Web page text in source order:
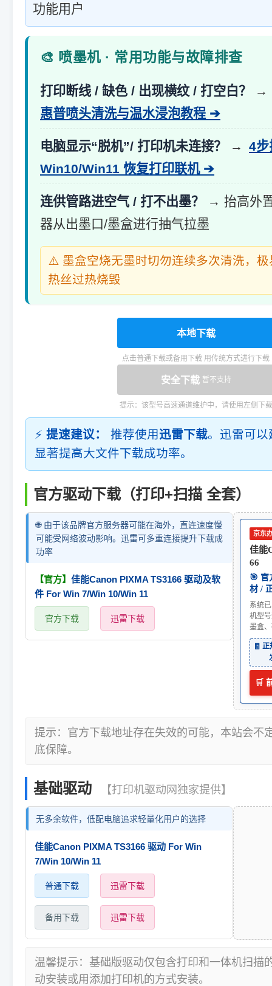
功能用户
🎨 喷墨机 · 常用功能与故障排查
打印断线 / 缺色 / 出现横纹 / 打空白？
→
惠普喷头清洗与温水浸泡教程 ➔
电脑显示“脱机”/ 打印机未连接？ →
4步
Win10/Win11 恢复打印联机 ➔
连供管路进空气 / 打不出墨？
→ 抬高外
器从出墨口/墨盒进行抽气拉墨
⚠️ 墨盒空烧无墨时切勿连续多次清洗，
热丝过热烧毁
本地下载
点击普通下载或备用下载 用传统方式进行下载
安全下载 暂不支持
提示：该型号高速通道维护中，请使用左侧下载
⚡ 提速建议： 推荐使用迅雷下载。迅雷可
显著提高大文件下载成功率。
官方驱动下载（打印+扫描 全套）
🌐 由于该品牌官方服务器可能在海外，直连速度慢
可能受网络波动影响。迅雷可多重连接提升下载成
功率
【官方】 佳能Canon PIXMA TS3166 驱动及软
件 For Win 7/Win 10/Win 11
官方下载 迅雷下载
京东
佳能
66
🎯 官
材 /
系统
机型
墨盒
🧾
🛒
提示：官方下载地址存在失效的可能，本站会不
底保障。
基础驱动 【打印机驱动网独家提供】
无多余软件，低配电脑追求轻量化用户的选择
佳能Canon PIXMA TS3166 驱动 For Win
7/Win 10/Win 11
普通下载 迅雷下载
备用下载 迅雷下载
温馨提示：基础版驱动仅包含打印和一体机扫描
动安装或用添加打印机的方式安装。